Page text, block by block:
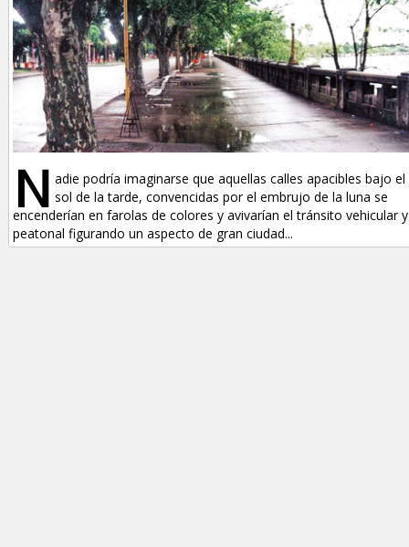
N adie podría imaginarse que aquellas calles apacibles bajo el
sol de la tarde, convencidas por el embrujo de la luna se
encenderían en farolas de colores y avivarían el tránsito vehicular y
peatonal figurando un aspecto de gran ciudad...